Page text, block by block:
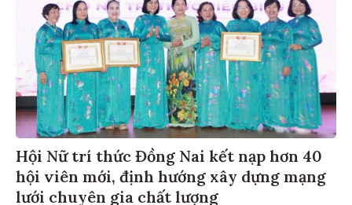
Hội Nữ trí thức Đồng Nai kết nạp hơn 40
hội viên mới, định hướng xây dựng mạng
lưới chuyên gia chất lượng